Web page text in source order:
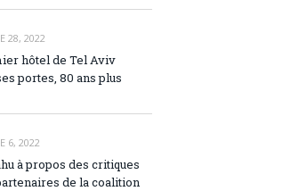
28, 2022
hôtel de Tel Aviv
portes, 80 ans plus
6, 2022
à propos des critiques
de la coalition